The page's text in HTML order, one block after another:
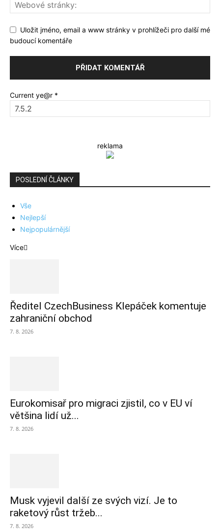
Uložit jméno, email a www stránky v prohlížeči pro další mé
budoucí komentáře
Current ye@r *
reklama
POSLEDNÍ ČLÁNKY
Vše
Nejlepší
Nejpopulárnější
Více
Ředitel CzechBusiness Klepáček komentuje
zahraniční obchod
7. 8. 2026
Eurokomisař pro migraci zjistil, co v EU ví
většina lidí už...
7. 8. 2026
Musk vyjevil další ze svých vizí. Je to
raketový růst tržeb...
7. 8. 2026